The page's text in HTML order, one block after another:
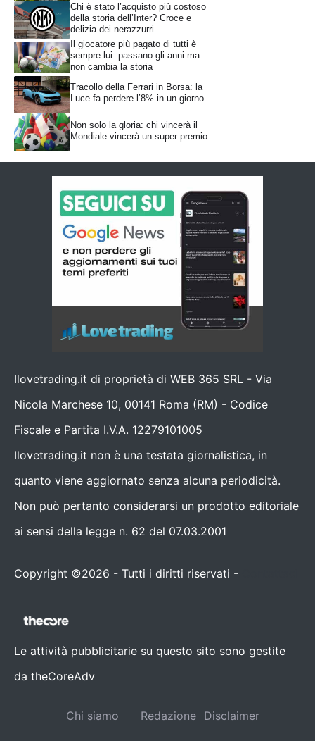
Chi è stato l’acquisto più costoso
della storia dell’Inter? Croce e
delizia dei nerazzurri
Il giocatore più pagato di tutti è
sempre lui: passano gli anni ma
non cambia la storia
Tracollo della Ferrari in Borsa: la
Luce fa perdere l’8% in un giorno
Non solo la gloria: chi vincerà il
Mondiale vincerà un super premio
Ilovetrading.it di proprietà di WEB 365 SRL - Via
Nicola Marchese 10, 00141 Roma (RM) - Codice
Fiscale e Partita I.V.A. 12279101005
Ilovetrading.it non è una testata giornalistica, in
quanto viene aggiornato senza alcuna periodicità.
Non può pertanto considerarsi un prodotto editoriale
ai sensi della legge n. 62 del 07.03.2001
Copyright ©2026 - Tutti i diritti riservati -
Le attività pubblicitarie su questo sito sono gestite
da theCoreAdv
Chi siamo Redazione Disclaimer